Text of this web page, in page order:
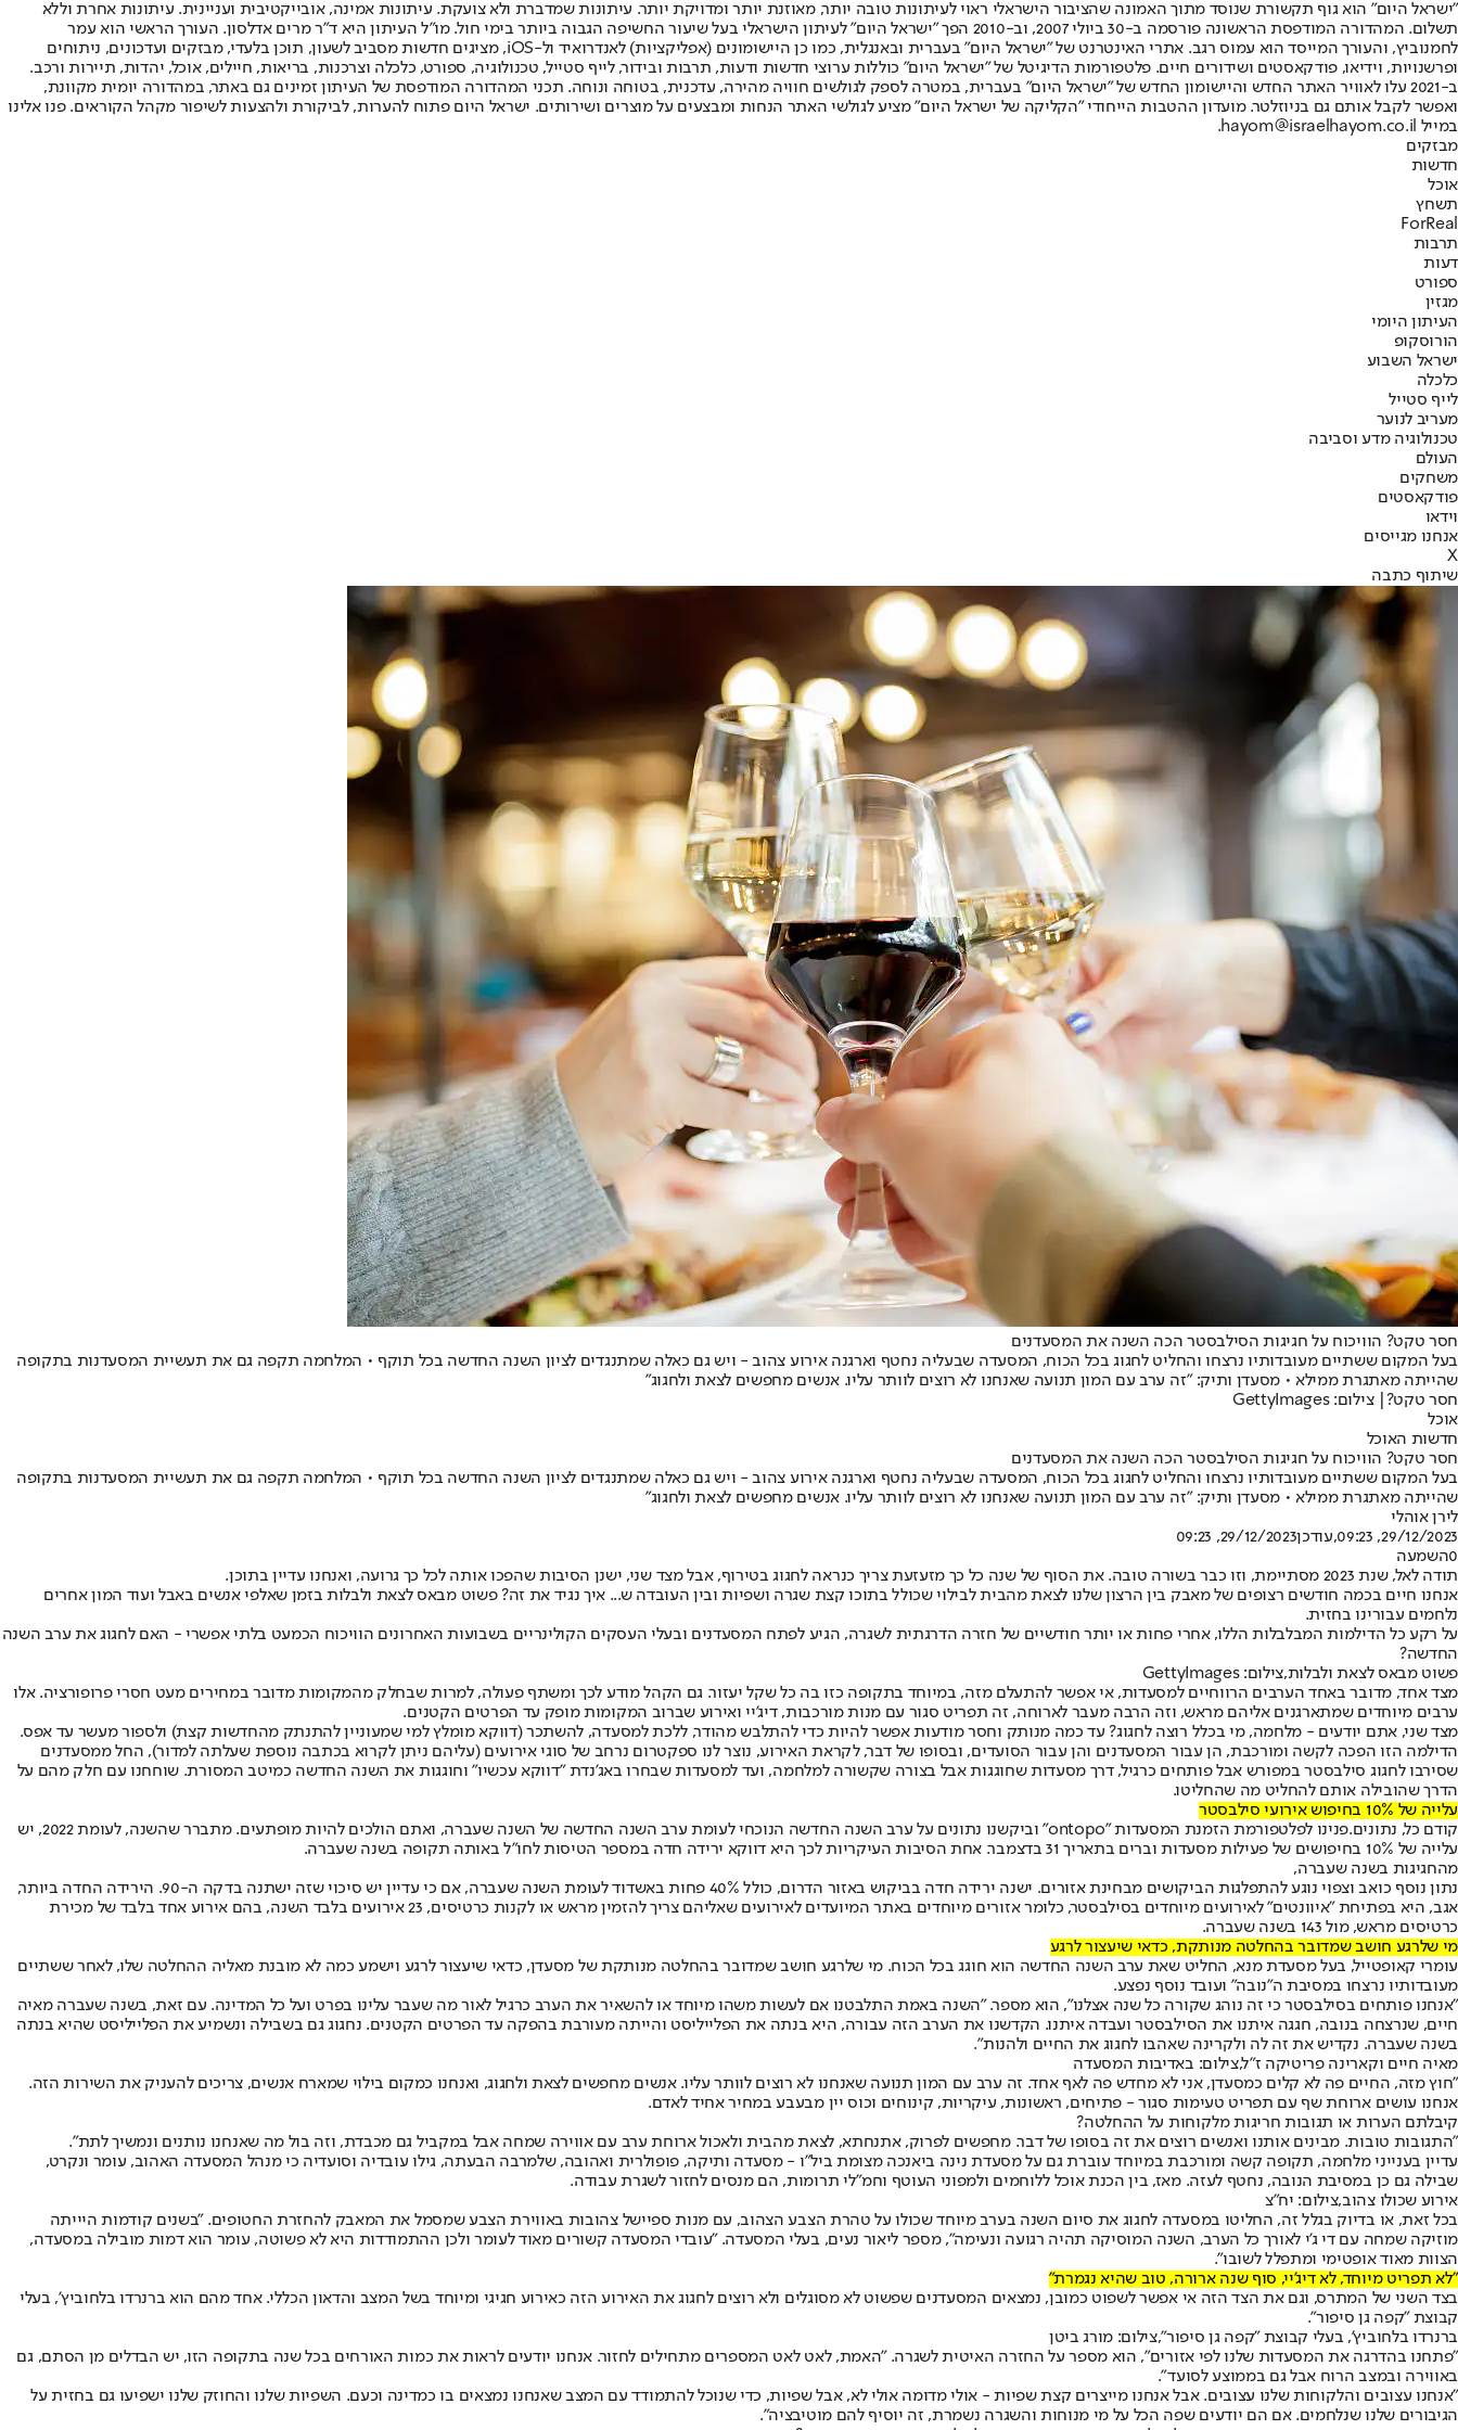
"ישראל היום" הוא גוף תקשורת שנוסד מתוך האמונה שהציבור הישראלי ראוי לעיתונות טובה יותר, מאוזנת יותר ומדויקת יותר. עיתונות שמדברת ולא צועקת. עיתונות אמינה, אובייקטיבית ועניינית. עיתונות אחרת וללא
תשלום. המהדורה המודפסת הראשונה פורסמה ב-30 ביולי 2007, וב-2010 הפך "ישראל היום" לעיתון הישראלי בעל שיעור החשיפה הגבוה ביותר בימי חול. מו"ל העיתון היא ד"ר מרים אדלסון. העורך הראשי הוא עמר
לחמנוביץ, והעורך המייסד הוא עמוס רגב. אתרי האינטרנט של "ישראל היום" בעברית ובאנגלית, כמו כן היישומונים (אפליקציות) לאנדרואיד ול-iOS, מציגים חדשות מסביב לשעון, תוכן בלעדי, מבזקים ועדכונים, ניתוחים
ופרשנויות, וידיאו, פודקאסטים ושידורים חיים. פלטפורמות הדיגיטל של "ישראל היום" כוללות ערוצי חדשות ודעות, תרבות ובידור, לייף סטייל, טכנולוגיה, ספורט, כלכלה וצרכנות, בריאות, חיילים, אוכל, יהדות, תיירות ורכב.
ב-2021 עלו לאוויר האתר החדש והיישומון החדש של "ישראל היום" בעברית, במטרה לספק לגולשים חוויה מהירה, עדכנית, בטוחה ונוחה. תכני המהדורה המודפסת של העיתון זמינים גם באתר, במהדורה יומית מקוונת,
ואפשר לקבל אותם גם בניוזלטר. מועדון ההטבות הייחודי "הקליקה של ישראל היום" מציע לגולשי האתר הנחות ומבצעים על מוצרים ושירותים. ישראל היום פתוח להערות, לביקורת ולהצעות לשיפור מקהל הקוראים. פנו אלינו
במייל hayom@israelhayom.co.il.
מבזקים
חדשות
אוכל
תשחץ
ForReal
תרבות
דעות
ספורט
מגזין
העיתון היומי
הורוסקופ
ישראל השבוע
כלכלה
לייף סטייל
מעריב לנוער
טכנולוגיה מדע וסביבה
העולם
משחקים
פודקאסטים
וידאו
אנחנו מגייסים
X
שיתוף כתבה
חסר טקט? הוויכוח על חגיגות הסילבסטר הכה השנה את המסעדנים
בעל המקום ששתיים מעובדותיו נרצחו והחליט לחגוג בכל הכוח, המסעדה שבעליה נחטף וארגנה אירוע צהוב - ויש גם כאלה שמתנגדים לציון השנה החדשה בכל תוקף • המלחמה תקפה גם את תעשיית המסעדנות בתקופה
שהייתה מאתגרת ממילא • מסעדן ותיק: "זה ערב עם המון תנועה שאנחנו לא רוצים לוותר עליו. אנשים מחפשים לצאת ולחגוג"
חסר טקט?| צילום: GettyImages
אוכל
חדשות האוכל
חסר טקט? הוויכוח על חגיגות הסילבסטר הכה השנה את המסעדנים
בעל המקום ששתיים מעובדותיו נרצחו והחליט לחגוג בכל הכוח, המסעדה שבעליה נחטף וארגנה אירוע צהוב - ויש גם כאלה שמתנגדים לציון השנה החדשה בכל תוקף • המלחמה תקפה גם את תעשיית המסעדנות בתקופה
שהייתה מאתגרת ממילא • מסעדן ותיק: "זה ערב עם המון תנועה שאנחנו לא רוצים לוותר עליו. אנשים מחפשים לצאת ולחגוג"
לירן אוהלי
29/12/2023, 09:23
,עודכן29/12/2023, 09:23
0השמעה
תודה לאל, שנת 2023 מסתיימת, וזו כבר בשורה טובה. את הסוף של שנה כל כך מזעזעת צריך כנראה לחגוג בטירוף, אבל מצד שני, ישנן הסיבות שהפכו אותה לכל כך גרועה, ואנחנו עדיין בתוכן.
אנחנו חיים בכמה חודשים רצופים של מאבק בין הרצון שלנו לצאת מהבית לבילוי שכולל בתוכו קצת שגרה ושפיות ובין העובדה ש... איך נגיד את זה? פשוט מבאס לצאת ולבלות בזמן שאלפי אנשים באבל ועוד המון אחרים
נלחמים עבורינו בחזית.
על רקע כל הדילמות המבלבלות הללו, אחרי פחות או יותר חודשיים של חזרה הדרגתית לשגרה, הגיע לפתח המסעדנים ובעלי העסקים הקולינריים בשבועות האחרונים הוויכוח הכמעט בלתי אפשרי - האם לחגוג את ערב השנה
החדשה?
פשוט מבאס לצאת ולבלות,צילום: GettyImages
מצד אחד, מדובר באחד הערבים הרווחיים למסעדות, אי אפשר להתעלם מזה, במיוחד בתקופה כזו בה כל שקל יעזור. גם הקהל מודע לכך ומשתף פעולה, למרות שבחלק מהמקומות מדובר במחירים מעט חסרי פרופורציה. אלו
ערבים מיוחדים שמתארגנים אליהם מראש, וזה הרבה מעבר לארוחה, זה תפריט סגור עם מנות מורכבות, דיג'יי ואירוע שברוב המקומות מופק עד הפרטים הקטנים.
מצד שני, אתם יודעים - מלחמה, מי בכלל רוצה לחגוג? עד כמה מנותק וחסר מודעות אפשר להיות כדי להתלבש מהודר, ללכת למסעדה, להשתכר (דווקא מומלץ למי שמעוניין להתנתק מהחדשות קצת) ולספור מעשר עד אפס.
הדילמה הזו הפכה לקשה ומורכבת, הן עבור המסעדנים והן עבור הסועדים, ובסופו של דבר, לקראת האירוע, נוצר לנו ספקטרום נרחב של סוגי אירועים (עליהם ניתן לקרוא בכתבה נוספת שעלתה למדור), החל ממסעדנים
שסירבו לחגוג סילבסטר במפורש אבל פותחים כרגיל, דרך מסעדות שחוגגות אבל בצורה שקשורה למלחמה, ועד למסעדות שבחרו באג'נדת "דווקא עכשיו" וחוגגות את השנה החדשה כמיטב המסורת. שוחחנו עם חלק מהם על
הדרך שהובילה אותם להחליט מה שהחליטו.
עלייה של 10% בחיפוש אירועי סילבסטר
קודם כל, נתונים.
פנינו לפלטפורמת הזמנת המסעדות "ontopo" וביקשנו נתונים על ערב השנה החדשה הנוכחי לעומת ערב השנה החדשה של השנה שעברה, ואתם הולכים להיות מופתעים. מתברר שהשנה, לעומת 2022, יש
עלייה של 10% בחיפושים של פעילות מסעדות וברים בתאריך 31 בדצמבר. אחת הסיבות העיקריות לכך היא דווקא ירידה חדה במספר הטיסות לחו"ל באותה תקופה בשנה שעברה.
מהחגיגות בשנה שעברה,
נתון נוסף כואב וצפוי נוגע להתפלגות הביקושים מבחינת אזורים. ישנה ירידה חדה בביקוש באזור הדרום, כולל 40% פחות באשדוד לעומת השנה שעברה, אם כי עדיין יש סיכוי שזה ישתנה בדקה ה-90. הירידה החדה ביותר,
אגב, היא בפתיחת "איוונטים" לאירועים מיוחדים בסילבסטר, כלומר אזורים מיוחדים באתר המיועדים לאירועים שאליהם צריך להזמין מראש או לקנות כרטיסים, 23 אירועים בלבד השנה, בהם אירוע אחד בלבד של מכירת
כרטיסים מראש, מול 143 בשנה שעברה.
מי שלרגע חושב שמדובר בהחלטה מנותקת, כדאי שיעצור לרגע
עומרי קאופטייל, בעל מסעדת מנא, החליט שאת ערב השנה החדשה הוא חוגג בכל הכוח. מי שלרגע חושב שמדובר בהחלטה מנותקת של מסעדן, כדאי שיעצור לרגע וישמע כמה לא מובנת מאליה ההחלטה שלו, לאחר ששתיים
מעובדותיו נרצחו במסיבת ה"נובה" ועובד נוסף נפצע.
"אנחנו פותחים בסילבסטר כי זה נוהג שקורה כל שנה אצלנו", הוא מספר. "השנה באמת התלבטנו אם לעשות משהו מיוחד או להשאיר את הערב כרגיל לאור מה שעבר עלינו בפרט ועל כל המדינה. עם זאת, בשנה שעברה מאיה
חיים, שנרצחה בנובה, חגגה איתנו את הסילבסטר ועבדה איתנו. הקדשנו את הערב הזה עבורה, היא בנתה את הפלייליסט והייתה מעורבת בהפקה עד הפרטים הקטנים. נחגוג גם בשבילה ונשמיע את הפלייליסט שהיא בנתה
בשנה שעברה. נקדיש את זה לה ולקרינה שאהבו לחגוג את החיים ולהנות".
מאיה חיים וקארינה פריטיקה ז"ל,צילום: באדיבות המסעדה
"חוץ מזה, החיים פה לא קלים כמסעדן, אני לא מחדש פה לאף אחד. זה ערב עם המון תנועה שאנחנו לא רוצים לוותר עליו. אנשים מחפשים לצאת ולחגוג, ואנחנו כמקום בילוי שמארח אנשים, צריכים להעניק את השירות הזה.
אנחנו עושים ארוחת שף עם תפריט טעימות סגור - פתיחים, ראשונות, עיקריות, קינוחים וכוס יין מבעבע במחיר אחיד לאדם.
קיבלתם הערות או תגובות חריגות מלקוחות על ההחלטה?
"התגובות טובות. מבינים אותנו ואנשים רוצים את זה בסופו של דבר. מחפשים לפרוק, אתנחתא, לצאת מהבית ולאכול ארוחת ערב עם אווירה שמחה אבל במקביל גם מכבדת, וזה בול מה שאנחנו נותנים ונמשיך לתת".
עדיין בענייני מלחמה, תקופה קשה ומורכבת במיוחד עוברת גם על מסעדת נינה ביאנכה מצומת ביל"ו - מסעדה ותיקה, פופולרית ואהובה, שלמרבה הבעתה, גילו עובדיה וסועדיה כי מנהל המסעדה האהוב, עומר ונקרט,
שבילה גם כן במסיבת הנובה, נחטף לעזה. מאז, בין הכנת אוכל ללוחמים ולמפוני העוטף וחמ"לי תרומות, הם מנסים לחזור לשגרת עבודה.
אירוע שכולו צהוב,צילום: יח"צ
בכל זאת, או בדיוק בגלל זה, החליטו במסעדה לחגוג את סיום השנה בערב מיוחד שכולו על טהרת הצבע הצהוב, עם מנות ספיישל צהובות באווירת הצבע שמסמל את המאבק להחזרת החטופים. "בשנים קודמות היייתה
מוזיקה שמחה עם די ג’י לאורך כל הערב, השנה המוסיקה תהיה רגועה ונעימה", מספר ליאור נעים, בעלי המסעדה. "עובדי המסעדה קשורים מאוד לעומר ולכן ההתמודדות היא לא פשוטה, עומר הוא דמות מובילה במסעדה,
הצוות מאוד אופטימי ומתפלל לשובו״.
"לא תפריט מיוחד, לא דיג'יי, סוף שנה ארורה, טוב שהיא נגמרת"
בצד השני של המתרס, וגם את הצד הזה אי אפשר לשפוט כמובן, נמצאים המסעדנים שפשוט לא מסוגלים ולא רוצים לחגוג את האירוע הזה כאירוע חגיגי ומיוחד בשל המצב והדאון הכללי. אחד מהם הוא ברנרדו בלחוביץ', בעלי
קבוצת "קפה גן סיפור".
ברנרדו בלחוביץ', בעלי קבוצת "קפה גן סיפור",צילום: מורג ביטן
"פתחנו בהדרגה את המסעדות שלנו לפי אזורים", הוא מספר על החזרה האיטית לשגרה. "האמת, לאט לאט המספרים מתחילים לחזור. אנחנו יודעים לראות את כמות האורחים בכל שנה בתקופה הזו, יש הבדלים מן הסתם, גם
באווירה ובמצב הרוח אבל גם בממוצע לסועד".
"אנחנו עצובים והלקוחות שלנו עצובים. אבל אנחנו מייצרים קצת שפיות - אולי מדומה אולי לא, אבל שפיות, כדי שנוכל להתמודד עם המצב שאנחנו נמצאים בו כמדינה וכעם. השפיות שלנו והחוזק שלנו ישפיעו גם בחזית על
הגיבורים שלנו שנלחמים. אם הם יודעים שפה הכל על מי מנוחות והשגרה נשמרת, זה יוסיף להם מוטיבציה".